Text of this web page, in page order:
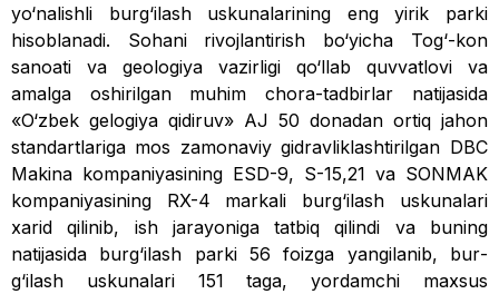
yo‘nalishli bur­g‘ilash uskunalarining eng yirik parki
hisoblanadi. Sohani rivojlantirish bo‘yicha Tog‘-kon
sanoati va geologiya vazirligi qo‘llab quvvatlovi va
amalga oshirilgan mu­him chora-tadbirlar natijasida
«O‘zbek gelogiya qidi­ruv» AJ 50 donadan ortiq jahon
standartlariga mos zamonaviy gidravliklashtirilgan DBC
Makina kompaniyasining ESD-9, S-15,21 va SONMAK
kompaniyasining RX-4 markali burg‘ilash uskunalari
xarid qilinib, ish jarayoniga tatbiq qilindi va buning
natijasida bur­g‘ilash parki 56 foizga yangilanib, bur­
g‘ilash uskunalari 151 taga, yordamchi maxsus